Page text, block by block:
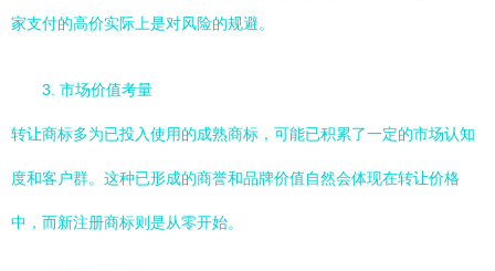
家支付的高价实际上是对风险的规避。
3. 市场价值考量
转让商标多为已投入使用的成熟商标，可能已积累了一定的市场认知
度和客户群。这种已形成的商誉和品牌价值自然会体现在转让价格
中，而新注册商标则是从零开始。